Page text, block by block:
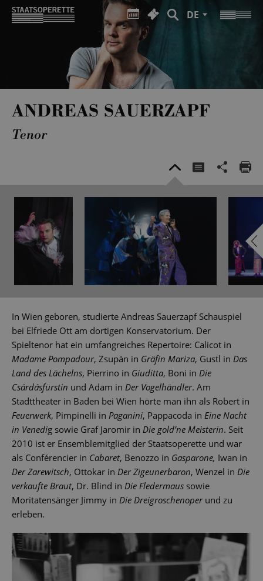
DE
ANDREAS SAUERZAPF
Tenor
In Wien geboren, studierte Andreas Sauerzapf Schauspiel
bei Elfriede Ott am dortigen Konservatorium. Der
Spieltenor hat ein umfangreiches Repertoire: Calicot in
Madame Pompadour, Zsupán in Gräfin Mariza, Gustl in Das
Land des Lächelns, Pierrino in Giuditta, Boni in Die
Csárdásfürstin und Adam in Der Vogelhändler. Am
Stadttheater in Baden bei Wien hörte man ihn als Robert in
Feuerwerk, Pimpinelli in Paganini, Pappacoda in Eine Nacht
in Venedig sowie Graf Jaromir in Die gold’ne Meisterin. Seit
2010 ist er Ensemblemitglied der Staatsoperette und war
als Conférencier in Cabaret, Benozzo in Gasparone, Iwan in
Der Zarewitsch, Ottokar in Der Zigeunerbaron, Wenzel in Die
verkaufte Braut, Dr. Blind in Die Fledermaus sowie
Moritatensänger Jimmy in Die Dreigroschenoperund zu
erleben.